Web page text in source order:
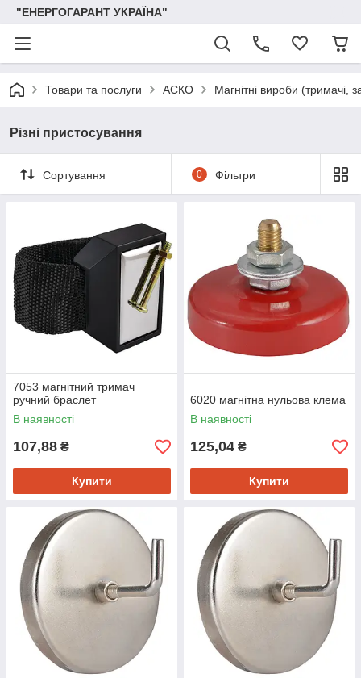
"ЕНЕРГОГАРАНТ УКРАЇНА"
Товари та послуги АСКО Магнітні вироби (тримачі,
Різні пристосування
Сортування 0 Фільтри
7053 магнітний тримач
ручний браслет
В наявності
107,88 ₴
Купити
6020 магнітна нульова клема
В наявності
125,04 ₴
Купити